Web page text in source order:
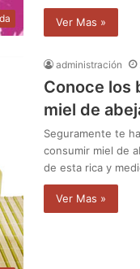
Ver Mas »
administración
Conoce los
miel de
Seguramente te
consumir miel de
de esta rica y
Ver Mas »